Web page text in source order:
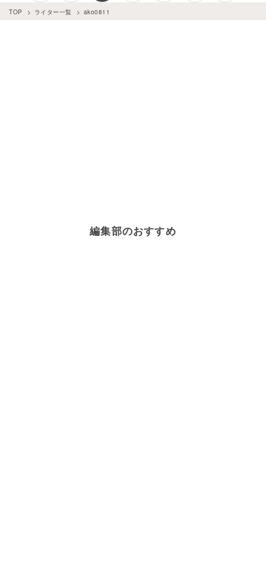
TOP ライター一覧 ako0811
編集部のおすすめ